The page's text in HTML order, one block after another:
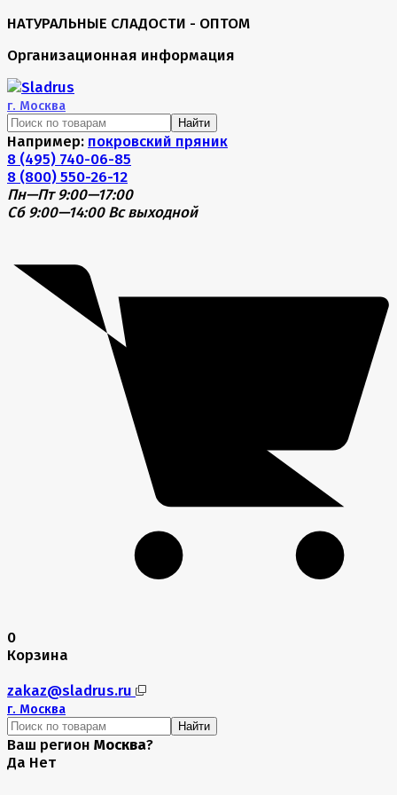
НАТУРАЛЬНЫЕ СЛАДОСТИ - ОПТОМ
Организационная информация
г. Москва
Найти
Например: покровский пряник
8 (495) 740-06-85
8 (800) 550-26-12
Пн—Пт 9:00—17:00
Сб 9:00—14:00 Вс выходной
0
Корзина
zakaz@sladrus.ru
г. Москва
Найти
Ваш регион Москва?
Да Нет